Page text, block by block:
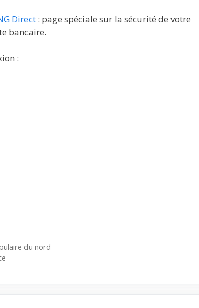
Direct : page spéciale sur la sécurité de votre
bancaire.
:
du nord